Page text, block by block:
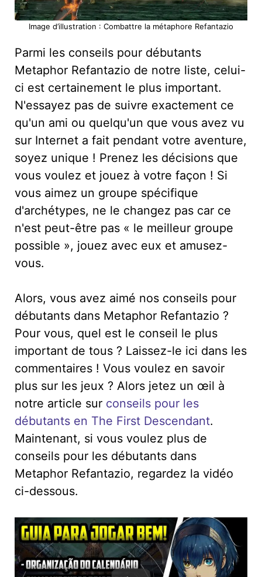
Image d’illustration : Combattre la métaphore Refantazio
Parmi les conseils pour débutants
Metaphor Refantazio de notre liste, celui-
ci est certainement le plus important.
N'essayez pas de suivre exactement ce
qu'un ami ou quelqu'un que vous avez vu
sur Internet a fait pendant votre aventure,
soyez unique ! Prenez les décisions que
vous voulez et jouez à votre façon ! Si
vous aimez un groupe spécifique
d'archétypes, ne le changez pas car ce
n'est peut-être pas « le meilleur groupe
possible », jouez avec eux et amusez-
vous.
Alors, vous avez aimé nos conseils pour
débutants dans Metaphor Refantazio ?
Pour vous, quel est le conseil le plus
important de tous ? Laissez-le ici dans les
commentaires ! Vous voulez en savoir
plus sur les jeux ? Alors jetez un œil à
notre article sur conseils pour les
débutants en The First Descendant.
Maintenant, si vous voulez plus de
conseils pour les débutants dans
Metaphor Refantazio, regardez la vidéo
ci-dessous.